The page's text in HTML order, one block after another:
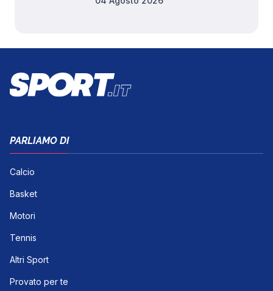
PARLIAMO DI
Calcio
Basket
Motori
Tennis
Altri Sport
Provato per te